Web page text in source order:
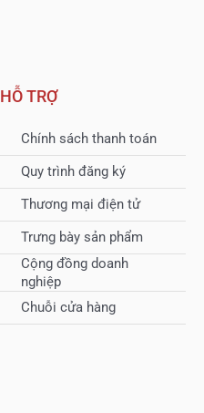
HỖ TRỢ
Chính sách thanh toán
Quy trình đăng ký
Thương mại điện tử
Trưng bày sản phẩm
Cộng đồng doanh
nghiệp
Chuỗi cửa hàng